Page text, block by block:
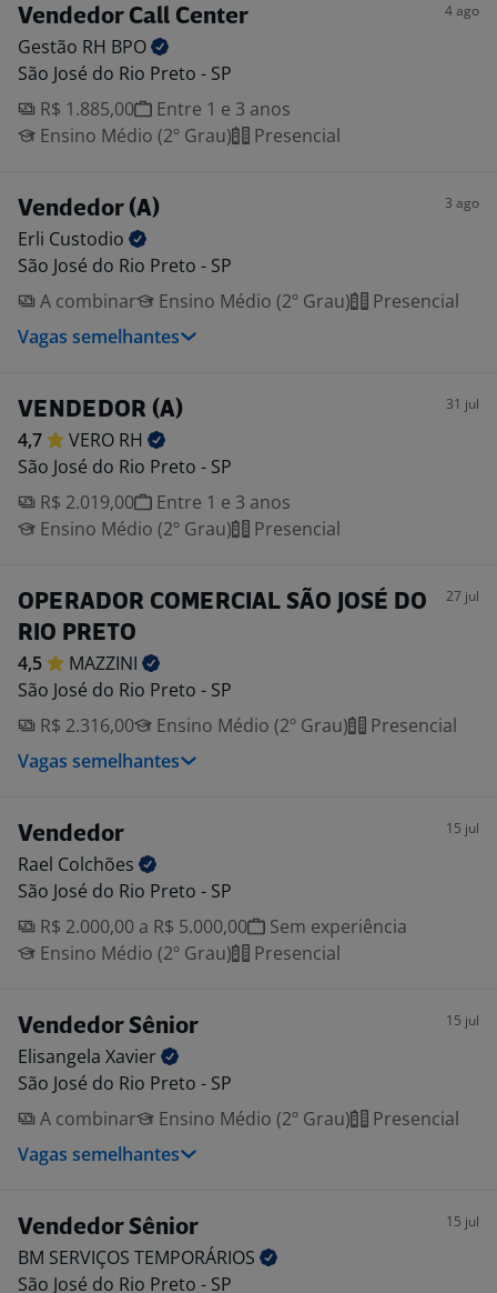
Vendedor Call Center 4 ago
Gestão RH BPO
São José do Rio Preto - SP
R$ 1.885,00
Entre 1 e 3 anos
Ensino Médio (2º Grau)
Presencial
Vendedor (A) 3 ago
Erli Custodio
São José do Rio Preto - SP
A combinar
Ensino Médio (2º Grau)
Presencial
Vagas semelhantes
VENDEDOR (A) 31 jul
4,7 VERO RH
São José do Rio Preto - SP
R$ 2.019,00
Entre 1 e 3 anos
Ensino Médio (2º Grau)
Presencial
OPERADOR COMERCIAL SÃO JOSÉ DO
RIO PRETO
27 jul
4,5
MAZZINI
São José do Rio Preto - SP
R$ 2.316,00
Ensino Médio (2º Grau)
Presencial
Vagas semelhantes
Vendedor 15 jul
Rael Colchões
São José do Rio Preto - SP
R$ 2.000,00 a R$ 5.000,00
Sem experiência
Ensino Médio (2º Grau)
Presencial
Vendedor Sênior 15 jul
Elisangela Xavier
São José do Rio Preto - SP
A combinar
Ensino Médio (2º Grau)
Presencial
Vagas semelhantes
Vendedor Sênior 15 jul
BM SERVIÇOS TEMPORÁRIOS
São José do Rio Preto - SP